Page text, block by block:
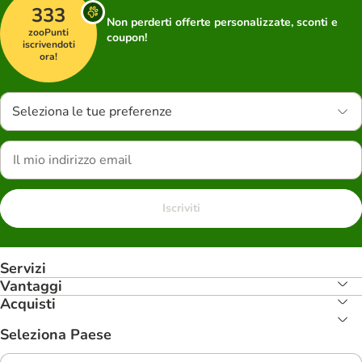
333
zooPunti
iscrivendoti
ora!
Non perderti offerte personalizzate, sconti e
coupon!
Seleziona le tue preferenze
Iscriviti
Servizi
Vantaggi
Acquisti
Seleziona Paese